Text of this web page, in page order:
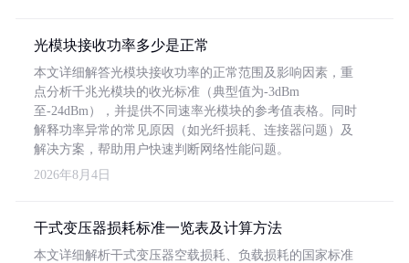
光模块接收功率多少是正常
本文详细解答光模块接收功率的正常范围及影响因素，重
点分析千兆光模块的收光标准（典型值为-3dBm
至-24dBm），并提供不同速率光模块的参考值表格。同时
解释功率异常的常见原因（如光纤损耗、连接器问题）及
解决方案，帮助用户快速判断网络性能问题。
2026年8月4日
干式变压器损耗标准一览表及计算方法
本文详细解析干式变压器空载损耗、负载损耗的国家标准